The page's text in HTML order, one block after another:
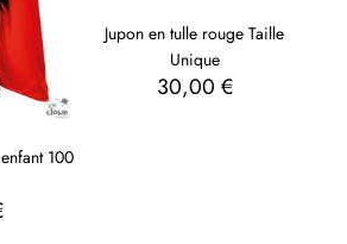
100
Jupon en tulle rouge Taille
Unique
30,00 €